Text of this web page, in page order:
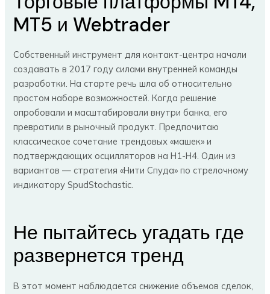
MT5 и Webtrader
Собственный инструмент для контакт-центра начали
создавать в 2017 году силами внутренней команды
разработки. На старте речь шла об относительно
простом наборе возможностей. Когда решение
опробовали и масштабировали внутри банка, его
превратили в рыночный продукт. Предпочитаю
классическое сочетание трендовых «машек» и
подтверждающих осцилляторов на Н1-Н4. Один из
вариантов — стратегия «Нити Спуда» по стрелочному
индикатору SpudStochastic.
Не пытайтесь угадать где
развернется тренд
В этот момент наблюдается снижение объемов сделок,